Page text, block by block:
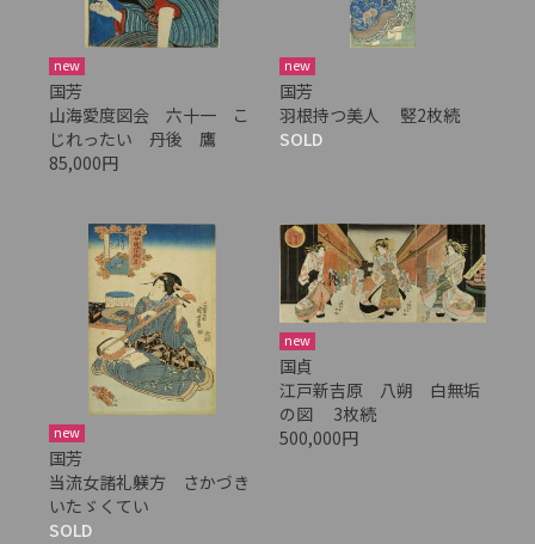
new
国芳
山海愛度図会 六十一 こ
じれったい 丹後 鷹
85,000円
new
国芳
羽根持つ美人 竪2枚続
SOLD
new
国芳
当流女諸礼躾方 さかづき
いたゞくてい
SOLD
new
国貞
江戸新吉原 八朔 白無垢
の図 3枚続
500,000円